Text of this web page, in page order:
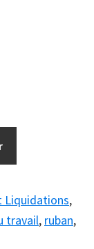
Liquidations,
travail, ruban,